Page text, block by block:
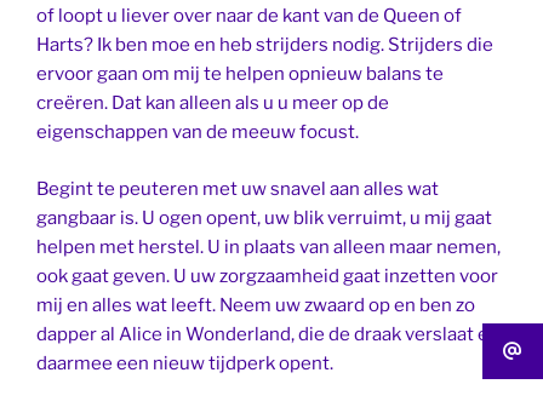
of loopt u liever over naar de kant van de Queen of
Harts? Ik ben moe en heb strijders nodig. Strijders die
ervoor gaan om mij te helpen opnieuw balans te
creëren. Dat kan alleen als u u meer op de
eigenschappen van de meeuw focust.
Begint te peuteren met uw snavel aan alles wat
gangbaar is. U ogen opent, uw blik verruimt, u mij gaat
helpen met herstel. U in plaats van alleen maar nemen,
ook gaat geven. U uw zorgzaamheid gaat inzetten voor
mij en alles wat leeft. Neem uw zwaard op en ben zo
dapper al Alice in Wonderland, die de draak verslaat en
daarmee een nieuw tijdperk opent.